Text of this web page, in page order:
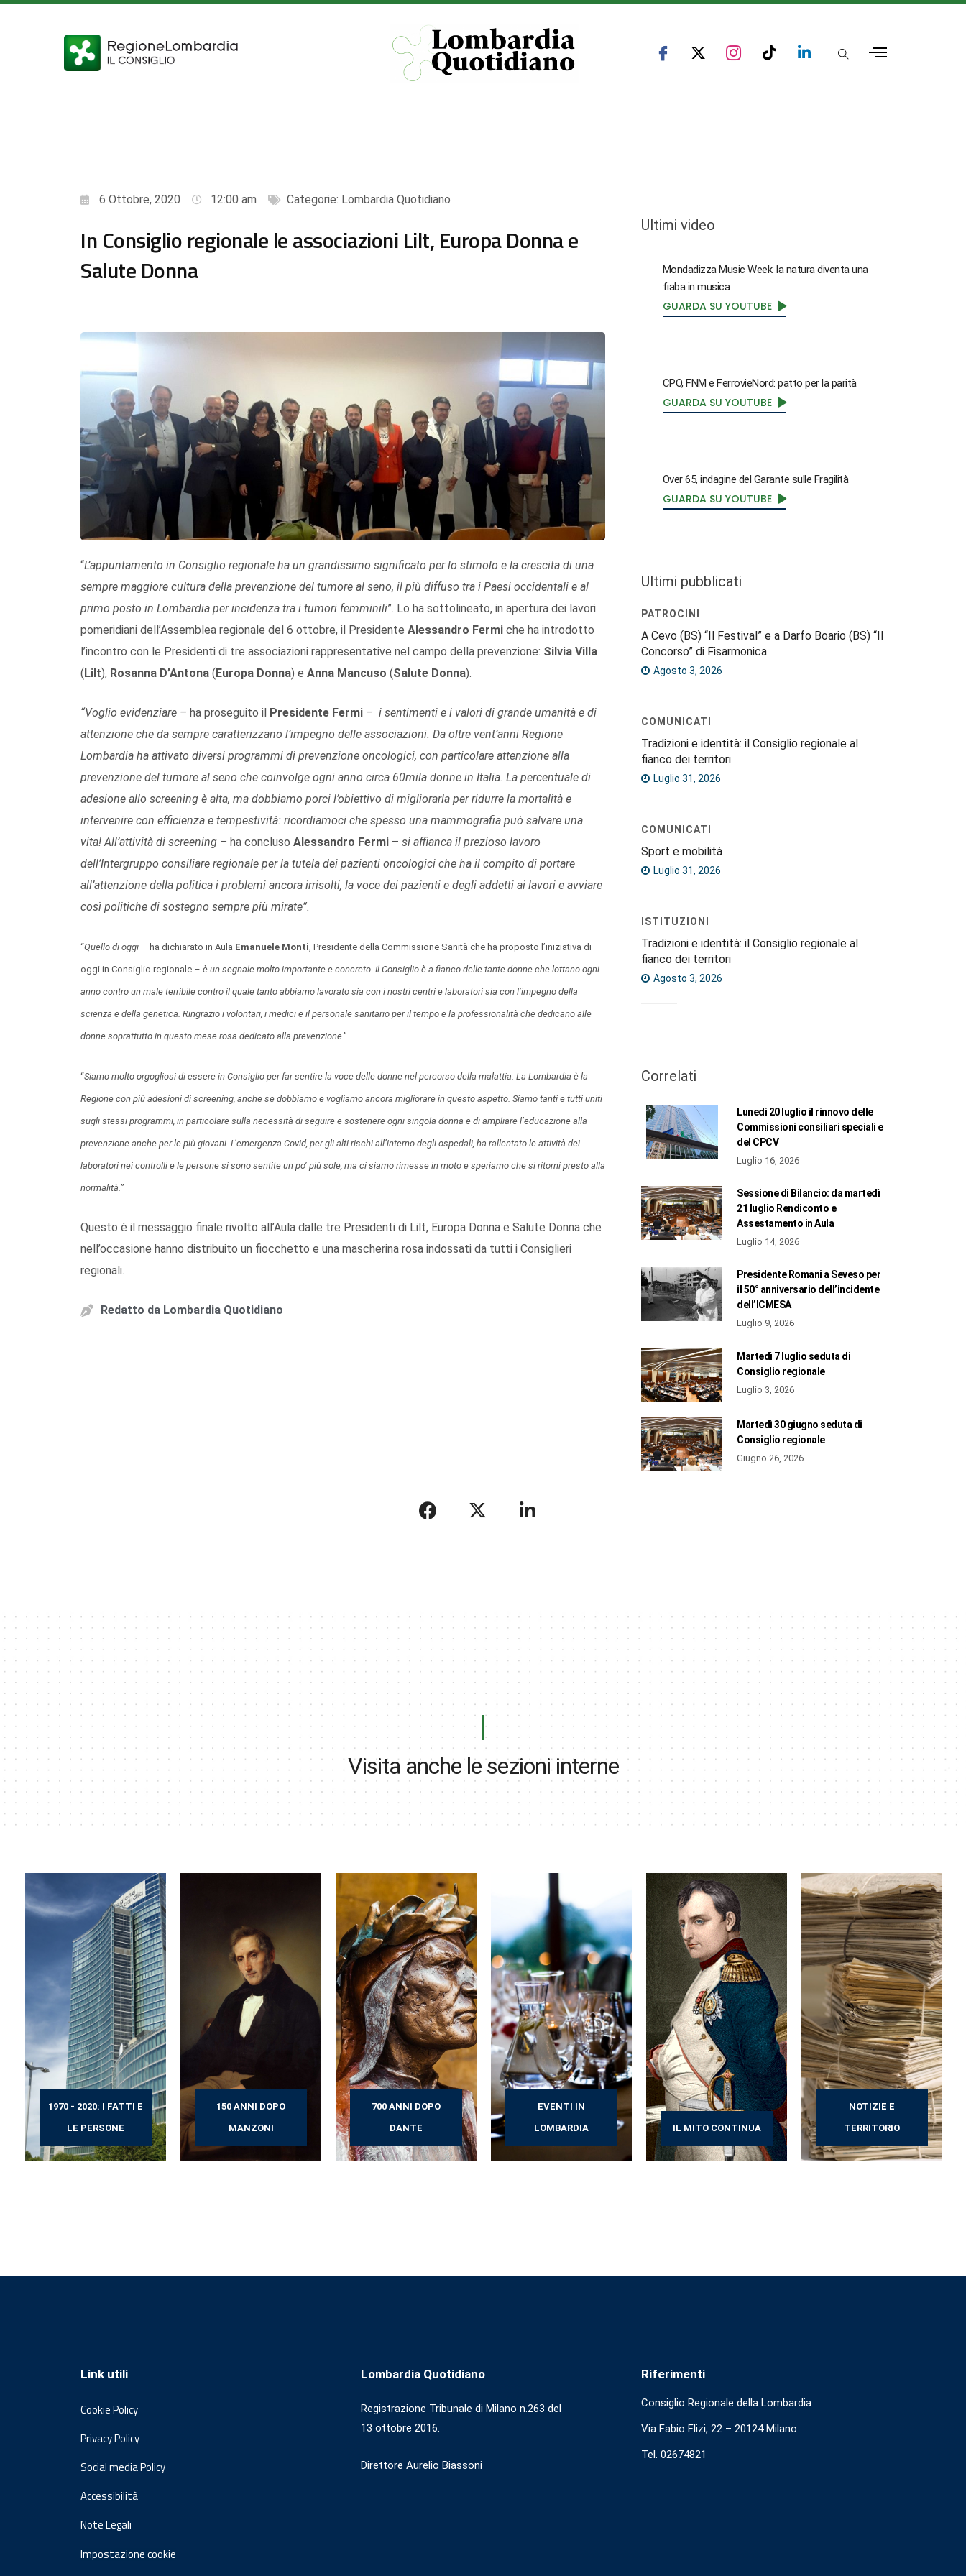
6 Ottobre, 2020 12:00 am Categorie: Lombardia Quotidiano
In Consiglio regionale le associazioni Lilt, Europa Donna e
Salute Donna
“L’appuntamento in Consiglio regionale ha un grandissimo significato per lo stimolo e la crescita di una
sempre maggiore cultura della prevenzione del tumore al seno, il più diffuso tra i Paesi occidentali e al
primo posto in Lombardia per incidenza tra i tumori femminili”. Lo ha sottolineato, in apertura dei lavori
pomeridiani dell’Assemblea regionale del 6 ottobre, il Presidente Alessandro Fermi che ha introdotto
l’incontro con le Presidenti di tre associazioni rappresentative nel campo della prevenzione: Silvia Villa
(Lilt), Rosanna D’Antona (Europa Donna) e Anna Mancuso (Salute Donna).
“Voglio evidenziare – ha proseguito il Presidente Fermi – i sentimenti e i valori di grande umanità e di
attenzione che da sempre caratterizzano l’impegno delle associazioni. Da oltre vent’anni Regione
Lombardia ha attivato diversi programmi di prevenzione oncologici, con particolare attenzione alla
prevenzione del tumore al seno che coinvolge ogni anno circa 60mila donne in Italia. La percentuale di
adesione allo screening è alta, ma dobbiamo porci l’obiettivo di migliorarla per ridurre la mortalità e
intervenire con efficienza e tempestività: ricordiamoci che spesso una mammografia può salvare una
vita! All’attività di screening – ha concluso Alessandro Fermi – si affianca il prezioso lavoro
dell’Intergruppo consiliare regionale per la tutela dei pazienti oncologici che ha il compito di portare
all’attenzione della politica i problemi ancora irrisolti, la voce dei pazienti e degli addetti ai lavori e avviare
così politiche di sostegno sempre più mirate”.
“Quello di oggi – ha dichiarato in Aula Emanuele Monti, Presidente della Commissione Sanità che ha proposto l’iniziativa di
oggi in Consiglio regionale – è un segnale molto importante e concreto. Il Consiglio è a fianco delle tante donne che lottano ogni
anno contro un male terribile contro il quale tanto abbiamo lavorato sia con i nostri centri e laboratori sia con l’impegno della
scienza e della genetica. Ringrazio i volontari, i medici e il personale sanitario per il tempo e la professionalità che dedicano alle
donne soprattutto in questo mese rosa dedicato alla prevenzione.”
“Siamo molto orgogliosi di essere in Consiglio per far sentire la voce delle donne nel percorso della malattia. La Lombardia è la
Regione con più adesioni di screening, anche se dobbiamo e vogliamo ancora migliorare in questo aspetto. Siamo tanti e tutti uniti
sugli stessi programmi, in particolare sulla necessità di seguire e sostenere ogni singola donna e di ampliare l’educazione alla
prevenzione anche per le più giovani. L’emergenza Covid, per gli alti rischi all’interno degli ospedali, ha rallentato le attività dei
laboratori nei controlli e le persone si sono sentite un po’ più sole, ma ci siamo rimesse in moto e speriamo che si ritorni presto alla
normalità.”
Questo è il messaggio finale rivolto all’Aula dalle tre Presidenti di Lilt, Europa Donna e Salute Donna che
nell’occasione hanno distribuito un fiocchetto e una mascherina rosa indossati da tutti i Consiglieri
regionali.
Redatto da Lombardia Quotidiano
Ultimi video
Mondadizza Music Week: la natura diventa una
fiaba in musica
GUARDA SU YOUTUBE
CPO, FNM e FerrovieNord: patto per la parità
GUARDA SU YOUTUBE
Over 65, indagine del Garante sulle Fragilità
GUARDA SU YOUTUBE
Ultimi pubblicati
PATROCINI
A Cevo (BS) “Il Festival” e a Darfo Boario (BS) “Il
Concorso” di Fisarmonica
Agosto 3, 2026
COMUNICATI
Tradizioni e identità: il Consiglio regionale al
fianco dei territori
Luglio 31, 2026
COMUNICATI
Sport e mobilità
Luglio 31, 2026
ISTITUZIONI
Tradizioni e identità: il Consiglio regionale al
fianco dei territori
Agosto 3, 2026
Correlati
Lunedì 20 luglio il rinnovo delle
Commissioni consiliari speciali e
del CPCV
Luglio 16, 2026
Sessione di Bilancio: da martedì
21 luglio Rendiconto e
Assestamento in Aula
Luglio 14, 2026
Presidente Romani a Seveso per
il 50° anniversario dell’incidente
dell’ICMESA
Luglio 9, 2026
Martedì 7 luglio seduta di
Consiglio regionale
Luglio 3, 2026
Martedì 30 giugno seduta di
Consiglio regionale
Giugno 26, 2026
Visita anche le sezioni interne
1970 - 2020: I FATTI E
LE PERSONE
150 ANNI DOPO
MANZONI
700 ANNI DOPO
DANTE
EVENTI IN
LOMBARDIA
IL MITO CONTINUA
NOTIZIE E
TERRITORIO
Link utili
Cookie Policy
Privacy Policy
Social media Policy
Accessibilità
Note Legali
Impostazione cookie
Lombardia Quotidiano
Registrazione Tribunale di Milano n.263 del
13 ottobre 2016.
Direttore Aurelio Biassoni
Riferimenti
Consiglio Regionale della Lombardia
Via Fabio Flizi, 22 – 20124 Milano
Tel. 02674821